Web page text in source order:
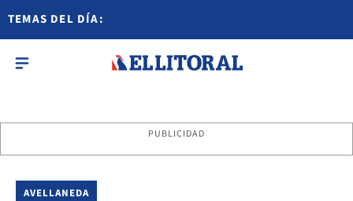
TEMAS DEL DÍA:
PUBLICIDAD
AVELLANEDA